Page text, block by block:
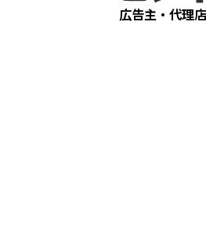
広告主・代理